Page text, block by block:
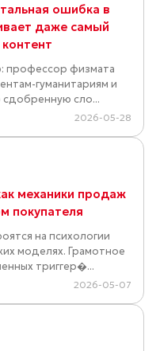
ошибка в
даже самый
профессор физмата
гуманитариям и
сло...
2026-05-28
механики продаж
покупателя
на психологии
моделях. Грамотное
триггер�...
2026-05-07